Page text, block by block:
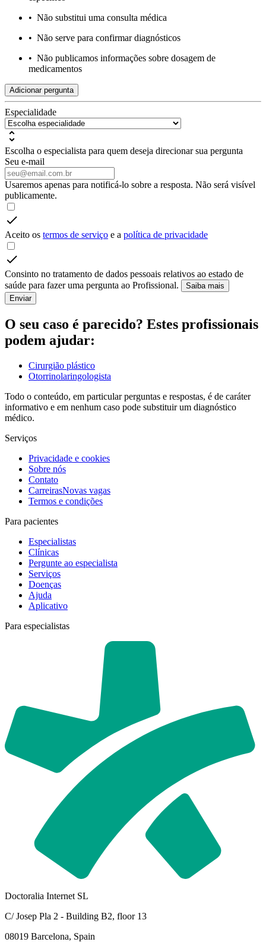
• Não substitui uma consulta médica
• Não serve para confirmar diagnósticos
• Não publicamos informações sobre dosagem de
medicamentos
Adicionar pergunta
Especialidade
Escolha o especialista para quem deseja direcionar sua pergunta
Seu e-mail
Usaremos apenas para notificá-lo sobre a resposta. Não será visível
publicamente.
Aceito os termos de serviço e a política de privacidade
Consinto no tratamento de dados pessoais relativos ao estado de
saúde para fazer uma pergunta ao Profissional.
Saiba mais
Enviar
O seu caso é parecido? Estes profissionais
podem ajudar:
Cirurgião plástico
Otorrinolaringologista
Todo o conteúdo, em particular perguntas e respostas, é de caráter
informativo e em nenhum caso pode substituir um diagnóstico
médico.
Serviços
Privacidade e cookies
Sobre nós
Contato
CarreirasNovas vagas
Termos e condições
Para pacientes
Especialistas
Clínicas
Pergunte ao especialista
Serviços
Doenças
Ajuda
Aplicativo
Para especialistas
Doctoralia Internet SL
C/ Josep Pla 2 - Building B2, floor 13
08019 Barcelona, Spain